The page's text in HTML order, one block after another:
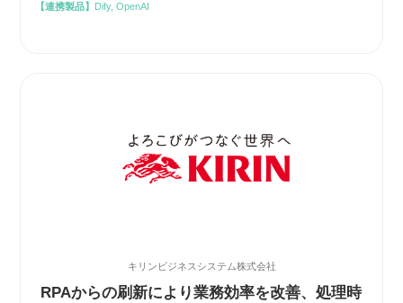
【連携製品】 Dify, OpenAI
キリンビジネスシステム株式会社
RPAからの刷新により業務効率を改善、処理時